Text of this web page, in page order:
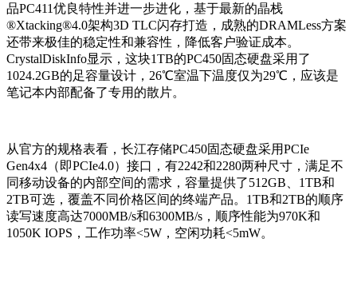
品PC411优良特性并进一步进化，基于最新的晶栈
®Xtacking®4.0架构3D TLC闪存打造，成熟的DRAMLess方案
还带来极佳的稳定性和兼容性，降低客户验证成本。
CrystalDiskInfo显示，这块1TB的PC450固态硬盘采用了
1024.2GB的足容量设计，26℃室温下温度仅为29℃，应该是
笔记本内部配备了专用的散片。
从官方的规格表看，长江存储PC450固态硬盘采用PCIe
Gen4x4（即PCIe4.0）接口，有2242和2280两种尺寸，满足不
同移动设备的内部空间的需求，容量提供了512GB、1TB和
2TB可选，覆盖不同价格区间的终端产品。1TB和2TB的顺序
读写速度高达7000MB/s和6300MB/s，顺序性能为970K和
1050K IOPS，工作功率<5W，空闲功耗<5mW。